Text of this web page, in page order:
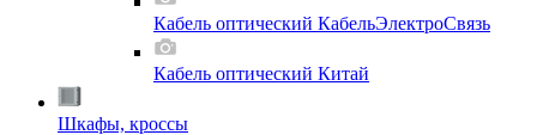
Кабель оптический КабельЭлектроСвязь
Кабель оптический Китай
Шкафы, кроссы